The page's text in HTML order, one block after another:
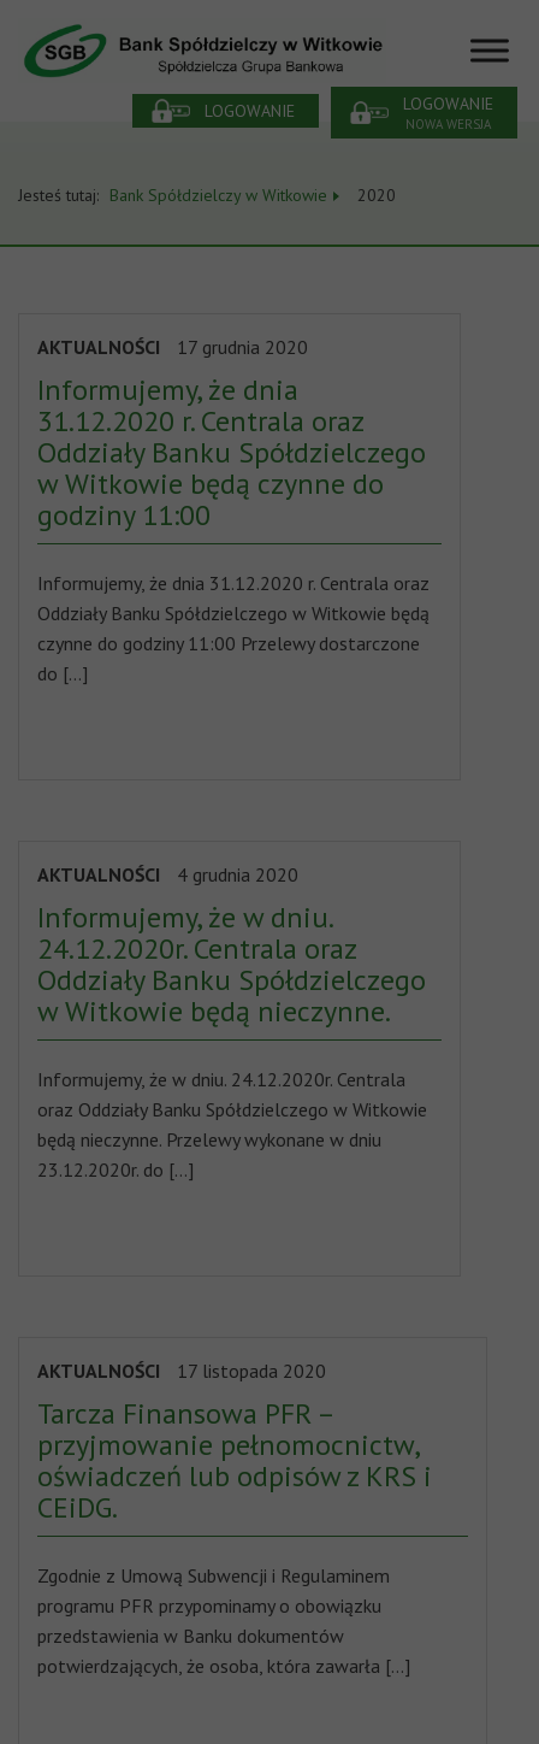
LOGOWANIE LOGOWANIE
NOWA WERSJA
Jesteś tutaj: Bank Spółdzielczy w Witkowie 2020
AKTUALNOŚCI 17 grudnia 2020
Informujemy, że dnia
31.12.2020 r. Centrala oraz
Oddziały Banku Spółdzielczego
w Witkowie będą czynne do
godziny 11:00
Informujemy, że dnia 31.12.2020 r. Centrala oraz
Oddziały Banku Spółdzielczego w Witkowie będą
czynne do godziny 11:00 Przelewy dostarczone
do […]
AKTUALNOŚCI 4 grudnia 2020
Informujemy, że w dniu.
24.12.2020r. Centrala oraz
Oddziały Banku Spółdzielczego
w Witkowie będą nieczynne.
Informujemy, że w dniu. 24.12.2020r. Centrala
oraz Oddziały Banku Spółdzielczego w Witkowie
będą nieczynne. Przelewy wykonane w dniu
23.12.2020r. do […]
AKTUALNOŚCI 17 listopada 2020
Tarcza Finansowa PFR –
przyjmowanie pełnomocnictw,
oświadczeń lub odpisów z KRS i
CEiDG.
Zgodnie z Umową Subwencji i Regulaminem
programu PFR przypominamy o obowiązku
przedstawienia w Banku dokumentów
potwierdzających, że osoba, która zawarła […]